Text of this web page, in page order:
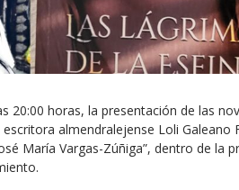
20:00 horas, la presentación de las
almendralejense Loli Galeano
María Vargas-Zúñiga”, dentro de la